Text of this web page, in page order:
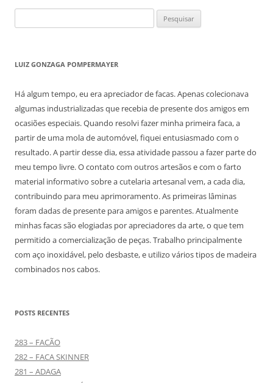
por:
LUIZ GONZAGA POMPERMAYER
Há algum tempo, eu era apreciador de facas. Apenas colecionava
algumas industrializadas que recebia de presente dos amigos em
ocasiões especiais. Quando resolvi fazer minha primeira faca, a
partir de uma mola de automóvel, fiquei entusiasmado com o
resultado. A partir desse dia, essa atividade passou a fazer parte do
meu tempo livre. O contato com outros artesãos e com o farto
material informativo sobre a cutelaria artesanal vem, a cada dia,
contribuindo para meu aprimoramento. As primeiras lâminas
foram dadas de presente para amigos e parentes. Atualmente
minhas facas são elogiadas por apreciadores da arte, o que tem
permitido a comercialização de peças. Trabalho principalmente
com aço inoxidável, pelo desbaste, e utilizo vários tipos de madeira
combinados nos cabos.
POSTS RECENTES
283 – FACÃO
282 – FACA SKINNER
281 – ADAGA